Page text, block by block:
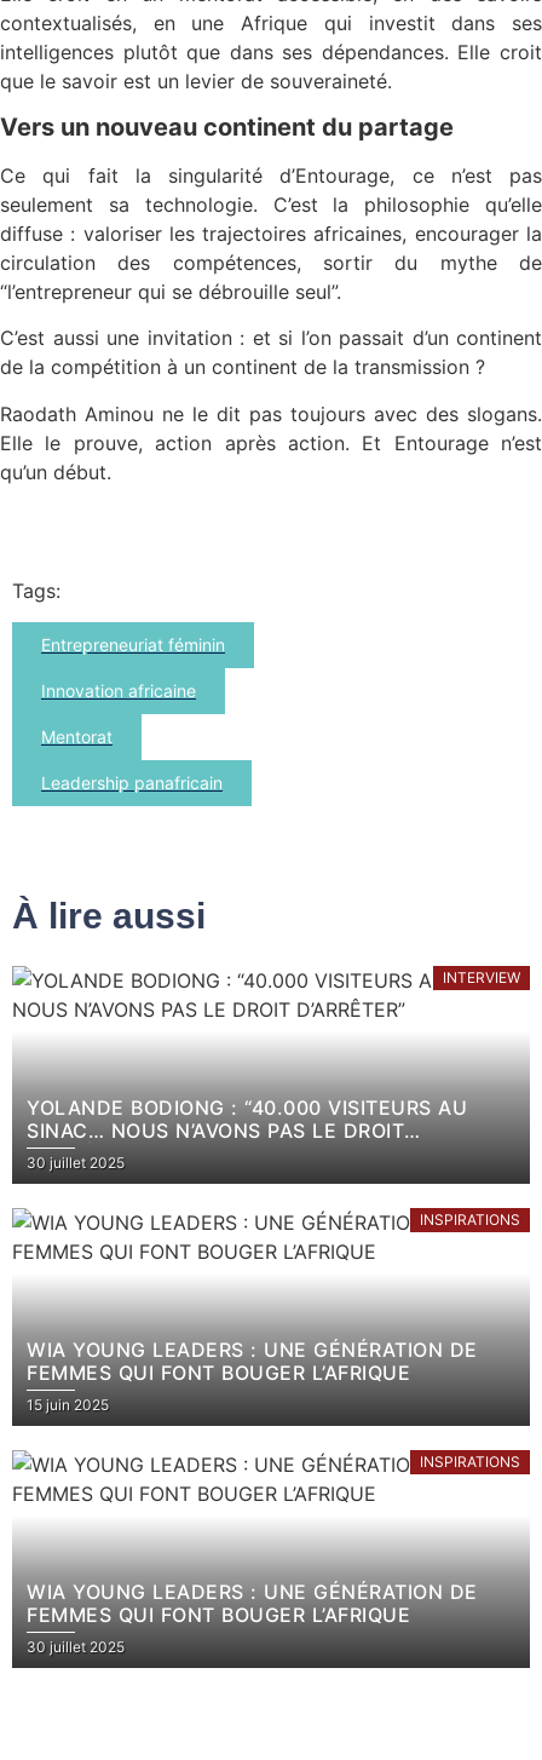
contextualisés, en une Afrique qui investit dans ses
intelligences plutôt que dans ses dépendances. Elle croit
que le savoir est un levier de souveraineté.
Vers un nouveau continent du partage
Ce qui fait la singularité d’Entourage, ce n’est pas
seulement sa technologie. C’est la philosophie qu’elle
diffuse : valoriser les trajectoires africaines, encourager la
circulation des compétences, sortir du mythe de
“l’entrepreneur qui se débrouille seul”.
C’est aussi une invitation : et si l’on passait d’un continent
de la compétition à un continent de la transmission ?
Raodath Aminou ne le dit pas toujours avec des slogans.
Elle le prouve, action après action. Et Entourage n’est
qu’un début.
Tags:
Entrepreneuriat féminin
Innovation africaine
Mentorat
Leadership panafricain
À lire aussi
INTERVIEW
YOLANDE BODIONG : “40.000 VISITEURS AU
SINAC… NOUS N’AVONS PAS LE DROIT
D’ARRÊTER”
30 juillet 2025
INSPIRATIONS
WIA YOUNG LEADERS : UNE GÉNÉRATION DE
FEMMES QUI FONT BOUGER L’AFRIQUE
15 juin 2025
INSPIRATIONS
WIA YOUNG LEADERS : UNE GÉNÉRATION DE
FEMMES QUI FONT BOUGER L’AFRIQUE
30 juillet 2025